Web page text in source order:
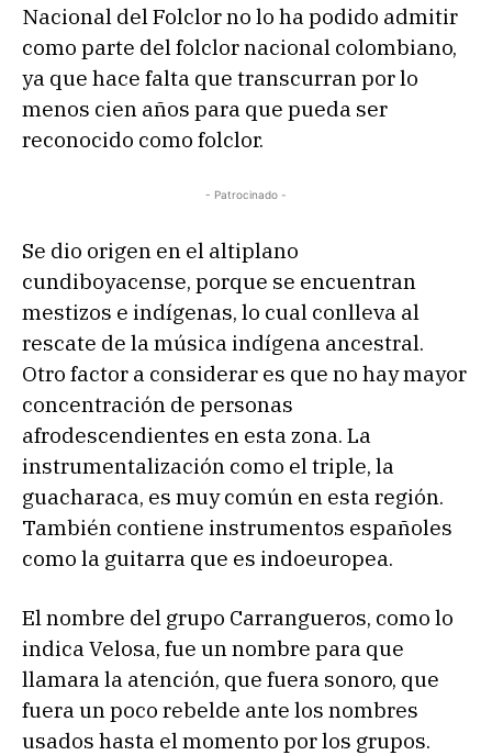
Nacional del Folclor no lo ha podido admitir
como parte del folclor nacional colombiano,
ya que hace falta que transcurran por lo
menos cien años para que pueda ser
reconocido como folclor.
- Patrocinado -
Se dio origen en el altiplano
cundiboyacense, porque se encuentran
mestizos e indígenas, lo cual conlleva al
rescate de la música indígena ancestral.
Otro factor a considerar es que no hay mayor
concentración de personas
afrodescendientes en esta zona. La
instrumentalización como el triple, la
guacharaca, es muy común en esta región.
También contiene instrumentos españoles
como la guitarra que es indoeuropea.
El nombre del grupo Carrangueros, como lo
indica Velosa, fue un nombre para que
llamara la atención, que fuera sonoro, que
fuera un poco rebelde ante los nombres
usados hasta el momento por los grupos.